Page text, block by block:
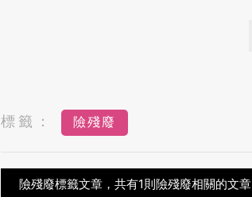
標籤： 險殘廢
險殘廢標籤文章，共有1則險殘廢相關的文章